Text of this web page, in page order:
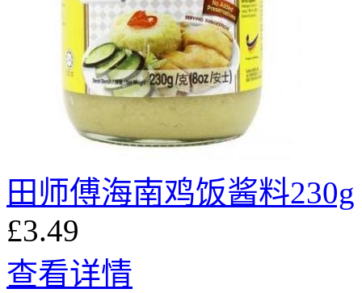
田师傅海南鸡饭酱料230g
£3.49
查看详情